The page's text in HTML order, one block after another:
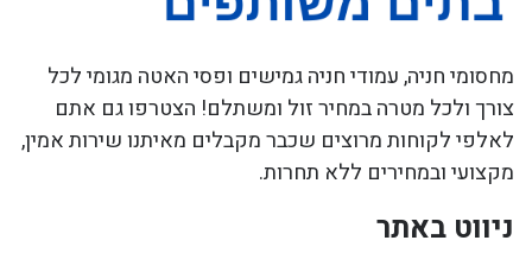
מחסומי חניה, עמודי חניה גמישים ופסי האטה מגומי לכל
צורך ולכל מטרה במחיר זול ומשתלם! הצטרפו גם אתם
לאלפי לקוחות מרוצים שכבר מקבלים מאיתנו שירות אמין,
מקצועי ובמחירים ללא תחרות.
ניווט באתר